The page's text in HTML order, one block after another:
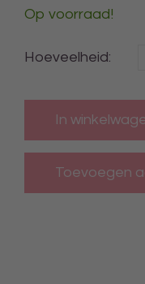
Op voorraad!
Hoeveelheid:
In